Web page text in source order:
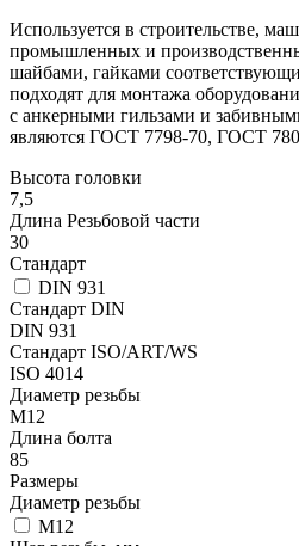
Используется в строительстве,
промышленных и
шайбами, гайками
подходят для монтажа
с анкерными гильзами и
являются ГОСТ 7798-70, ГОСТ
Высота головки
7,5
Длина Резьбовой части
30
Стандарт
DIN 931
Стандарт DIN
DIN 931
Стандарт ISO/ART/WS
ISO 4014
Диаметр резьбы
М12
Длина болта
85
Размеры
Диаметр резьбы
М12